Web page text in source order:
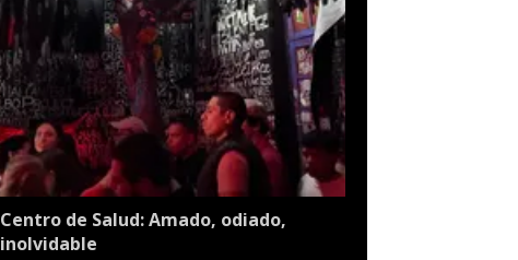
Centro de Salud: Amado, odiado,
inolvidable